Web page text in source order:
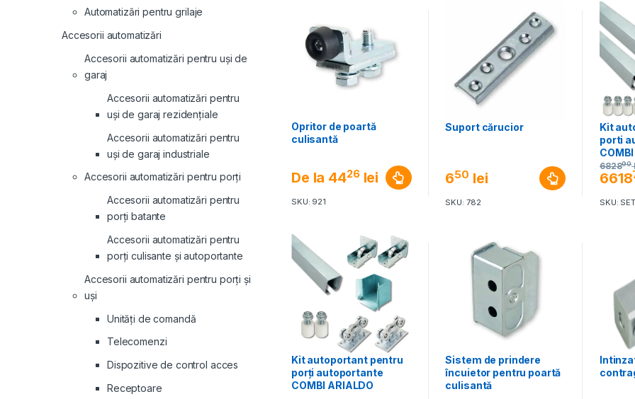
Opritor de poartă
culisantă
De la 4426 lei
SKU: 921
Suport cărucior
650 lei
SKU: 782
Kit
porti
6618
682890
SKU:
Kit autoportant pentru
porți autoportante
COMBI ARIALDO
Sistem de prindere
încuietor pentru poartă
culisantă
Automatizări pentru grilaje
Accesorii automatizări
Accesorii automatizări pentru uși de
garaj
Accesorii automatizări pentru
uși de garaj rezidențiale
Accesorii automatizări pentru
uși de garaj industriale
Accesorii automatizări pentru porți
Accesorii automatizări pentru
porți batante
Accesorii automatizări pentru
porți culisante și autoportante
Accesorii automatizări pentru porți și
uși
Unități de comandă
Telecomenzi
Dispozitive de control acces
Receptoare